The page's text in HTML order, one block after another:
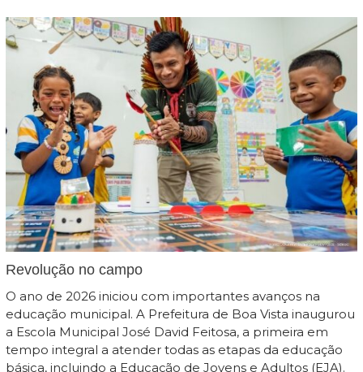
Revolução no campo
O ano de 2026 iniciou com importantes avanços na
educação municipal. A Prefeitura de Boa Vista inaugurou
a Escola Municipal José David Feitosa, a primeira em
tempo integral a atender todas as etapas da educação
básica, incluindo a Educação de Jovens e Adultos (EJA).